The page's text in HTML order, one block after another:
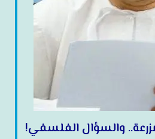
والسؤال الفلسفي!